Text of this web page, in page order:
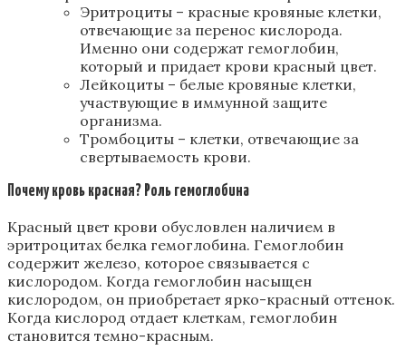
Эритроциты – красные кровяные клетки,
отвечающие за перенос кислорода.
Именно они содержат гемоглобин,
который и придает крови красный цвет.
Лейкоциты – белые кровяные клетки,
участвующие в иммунной защите
организма.
Тромбоциты – клетки, отвечающие за
свертываемость крови.
Почему кровь красная? Роль гемоглобина
Красный цвет крови обусловлен наличием в
эритроцитах белка гемоглобина. Гемоглобин
содержит железо, которое связывается с
кислородом. Когда гемоглобин насыщен
кислородом, он приобретает ярко-красный оттенок.
Когда кислород отдает клеткам, гемоглобин
становится темно-красным.